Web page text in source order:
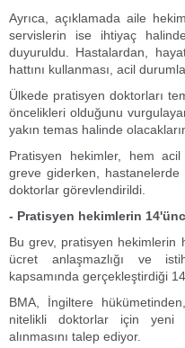
Ayrıca, açıklamada aile
servislerin ise ihtiyaç
duyuruldu. Hastalardan,
hattını kullanması, acil
Ülkede pratisyen doktorları
öncelikleri olduğunu
yakın temas halinde
Pratisyen hekimler, hem
greve giderken, hastanelerde
doktorlar görevlendirildi.
- Pratisyen hekimlerin
Bu grev, pratisyen hekimlerin
ücret anlaşmazlığı ve
kapsamında gerçekleştirdiği
BMA, İngiltere
nitelikli doktorlar için yeni
alınmasını talep ediyor.